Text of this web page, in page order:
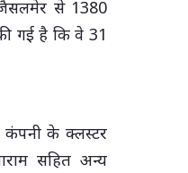
जैसलमेर से 1380
गई है कि वे 31
कंपनी के क्लस्टर
सहित अन्य